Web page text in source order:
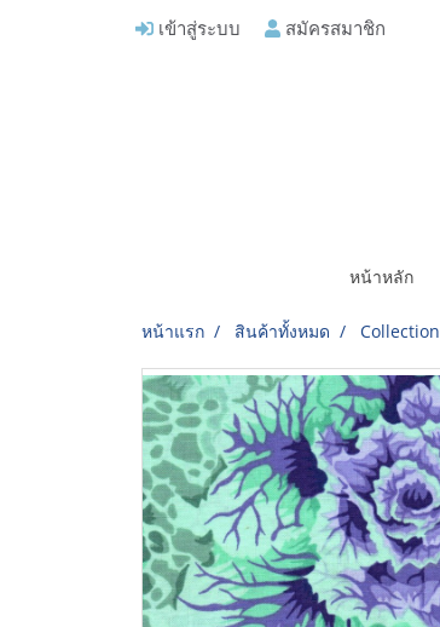
เข้าสู่ระบบ สมัครสมาชิก
หน้าหลัก
หน้าแรก สินค้าทั้งหมด Collection